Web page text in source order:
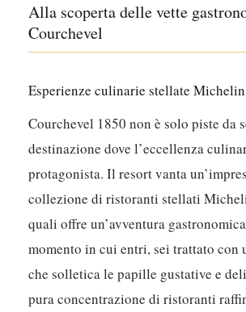
Alla scoperta delle vette
Courchevel
Esperienze culinarie stellate
Courchevel 1850 non è solo piste da
destinazione dove l’eccellenza
protagonista. Il resort vanta
collezione di ristoranti stellati
quali offre un’avventura
momento in cui entri, sei trattato con
che solletica le papille gustative e
pura concentrazione di ristoranti